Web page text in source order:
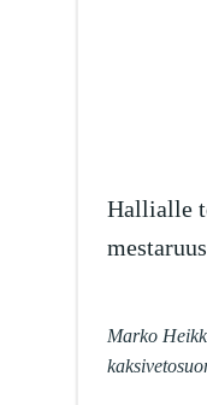
Hallialle
Marko